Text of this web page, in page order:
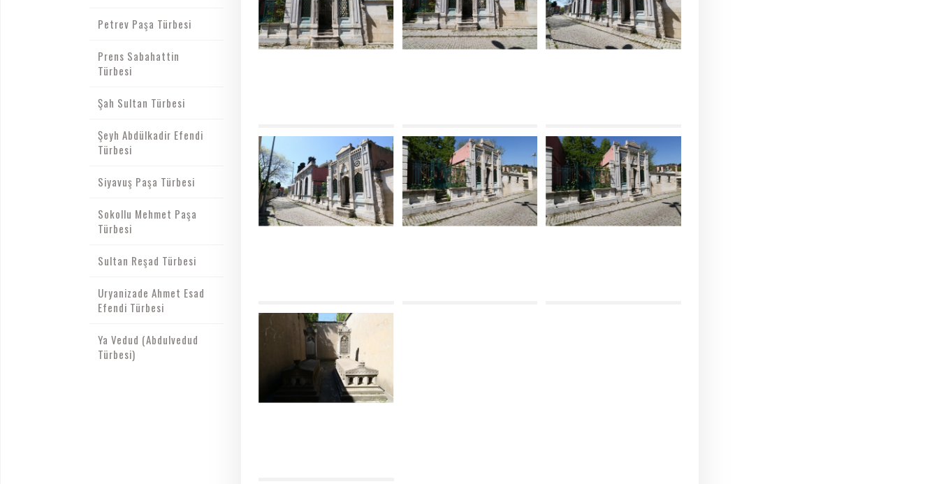
Petrev Paşa Türbesi
Prens Sabahattin
Türbesi
Şah Sultan Türbesi
Şeyh Abdülkadir Efendi
Türbesi
Siyavuş Paşa Türbesi
Sokollu Mehmet Paşa
Türbesi
Sultan Reşad Türbesi
Uryanizade Ahmet Esad
Efendi Türbesi
Ya Vedud (Abdulvedud
Türbesi)